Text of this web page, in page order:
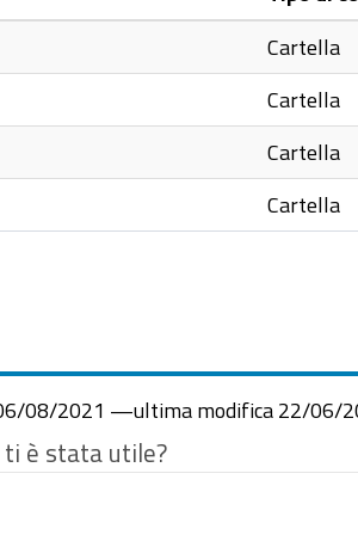
Cartella
Cartella
Cartella
Cartella
08/2021 —ultima modifica 22/06/
ti è stata utile?